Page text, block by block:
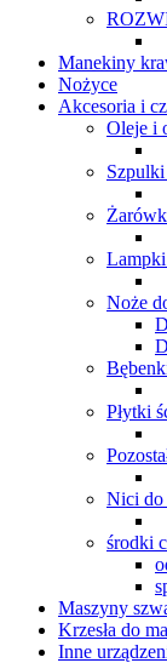
Manekiny
Nożyce
Akcesoria i
Oleje i
Lampki
Noże
Płytki
Nici do
środki
Maszyny
Krzesła do
Inne